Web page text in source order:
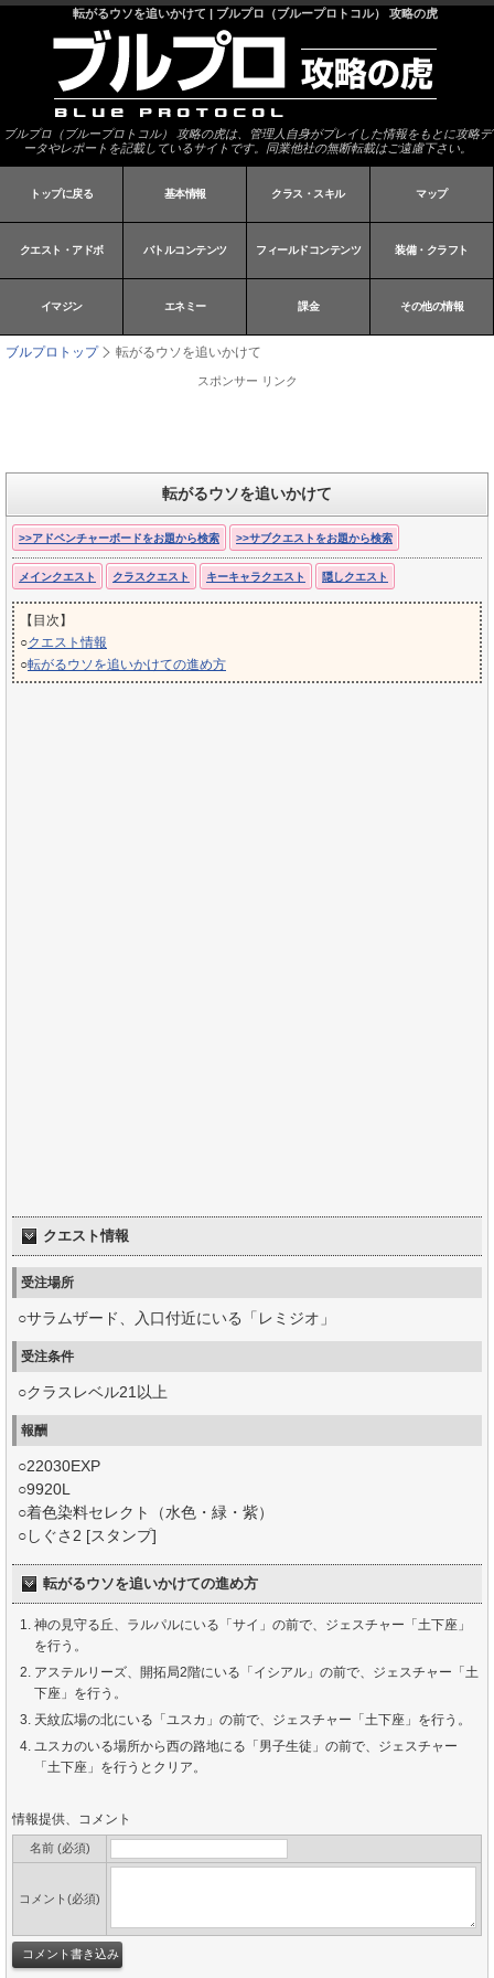
転がるウソを追いかけて | ブルプロ（ブループロトコル） 攻略の虎
ブルプロ（ブループロトコル） 攻略の虎は、管理人自身がプレイした情報をもとに攻略デ
ータやレポートを記載しているサイトです。同業他社の無断転載はご遠慮下さい。
トップに戻る 基本情報 クラス・スキル マップ
クエスト・アドボ バトルコンテンツ フィールドコンテンツ 装備・クラフト
イマジン エネミー 課金 その他の情報
ブルプロトップ 転がるウソを追いかけて
スポンサー リンク
転がるウソを追いかけて
>>アドベンチャーボードをお題から検索 >>サブクエストをお題から検索
メインクエスト クラスクエスト キーキャラクエスト 隠しクエスト
【目次】
○クエスト情報
○転がるウソを追いかけての進め方
クエスト情報
受注場所
○サラムザード、入口付近にいる「レミジオ」
受注条件
○クラスレベル21以上
報酬
○22030EXP
○9920L
○着色染料セレクト（水色・緑・紫）
○しぐさ2 [スタンプ]
転がるウソを追いかけての進め方
神の見守る丘、ラルパルにいる「サイ」の前で、ジェスチャー「土下座」
を行う。
アステルリーズ、開拓局2階にいる「イシアル」の前で、ジェスチャー「土
下座」を行う。
天紋広場の北にいる「ユスカ」の前で、ジェスチャー「土下座」を行う。
ユスカのいる場所から西の路地にる「男子生徒」の前で、ジェスチャー
「土下座」を行うとクリア。
情報提供、コメント
名前 (必須)
コメント(必須)